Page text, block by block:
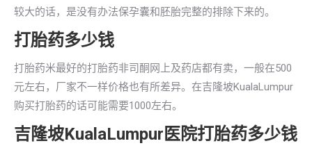
较大的话，是没有办法保孕囊和胚胎完整的排除下来的。
打胎药多少钱
打胎药米最好的打胎药非司酮网上及药店都有卖，一般在500
元左右，厂家不一样价格也有所差异。在吉隆坡KualaLumpur
购买打胎药的话可能需要1000左右。
吉隆坡KualaLumpur医院打胎药多少钱